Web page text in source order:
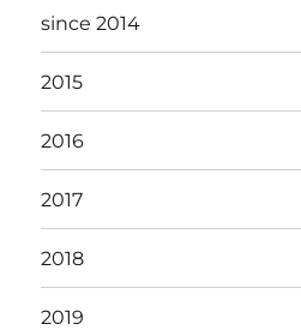
since 2014
2015
2016
2017
2018
2019